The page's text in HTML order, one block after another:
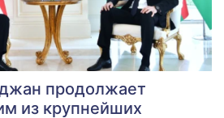
продолжает
из крупнейших